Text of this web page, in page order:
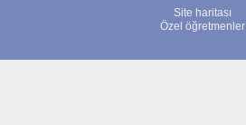
Site haritası
Özel öğretmenler